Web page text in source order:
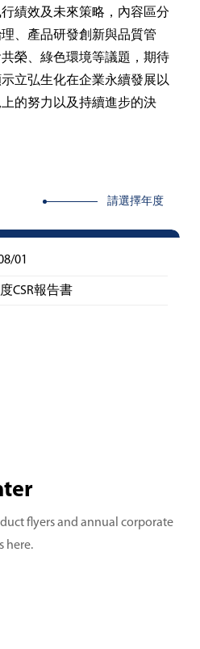
績效及未來策略，內容區分
、產品研發創新與品質管
榮、綠色環境等議題，期待
立弘生化在企業永續發展以
的努力以及持續進步的決
請選擇年度
01
CSR報告書
flyers and annual corporate
here.